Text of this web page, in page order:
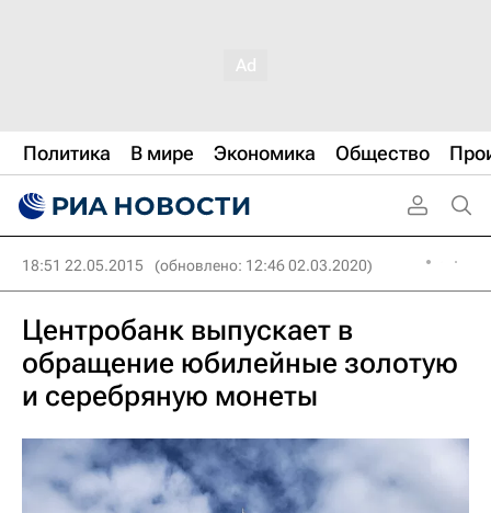
Политика В мире Экономика Общество
18:51 22.05.2015 (обновлено: 12:46 02.03.2020)
Центробанк выпускает в
обращение юбилейные золотую
и серебряную монеты